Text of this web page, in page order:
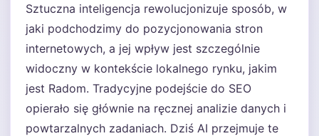
Sztuczna inteligencja rewolucjonizuje sposób, w
jaki podchodzimy do pozycjonowania stron
internetowych, a jej wpływ jest szczególnie
widoczny w kontekście lokalnego rynku, jakim
jest Radom. Tradycyjne podejście do SEO
opierało się głównie na ręcznej analizie danych i
powtarzalnych zadaniach. Dziś AI przejmuje te